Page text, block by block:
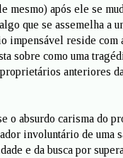
após ele se
que se assemelha a
impensável reside com
sobre como uma
anteriores
o absurdo carisma do
involuntário de uma
e da busca por